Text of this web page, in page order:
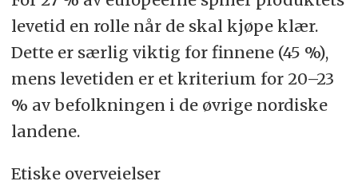
levetid en rolle når de skal kjøpe klær.
Dette er særlig viktig for finnene (45 %),
mens levetiden er et kriterium for 20–23
% av befolkningen i de øvrige nordiske
landene.
Etiske overveielser